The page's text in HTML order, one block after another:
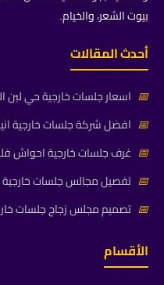
بيوت الشعر، والخيام.
أحدث المقالات
📅 اسعار جلسات خارجية حي لبن
📅 افضل شركة جلسات خارجية
📅 غرف جلسات خارجية احواش
📅 تفصيل مجالس جلسات خارجية
📅 تصميم مجلس زجاج جلسات
الأقسام